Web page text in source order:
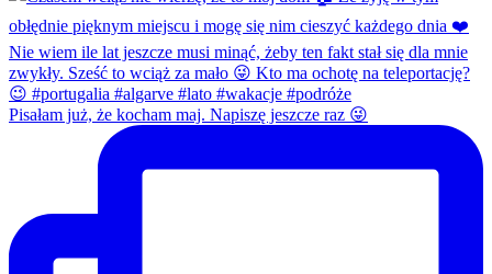
Pisałam już, że kocham maj. Napiszę jeszcze raz 😜